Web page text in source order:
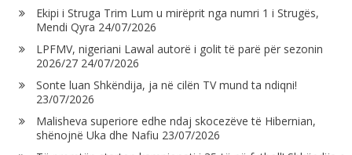
Ekipi i Struga Trim Lum u mirëprit nga numri 1 i Strugës,
Mendi Qyra 24/07/2026
LPFMV, nigeriani Lawal autorë i golit të parë për sezonin
2026/27 24/07/2026
Sonte luan Shkëndija, ja në cilën TV mund ta ndiqni!
23/07/2026
Malisheva superiore edhe ndaj skocezëve të Hibernian,
shënojnë Uka dhe Nafiu 23/07/2026